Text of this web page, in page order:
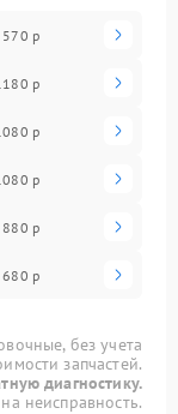
570 р
р
р
р
880 р
680 р
без учета
запчастей.
диагностику.
неисправность.